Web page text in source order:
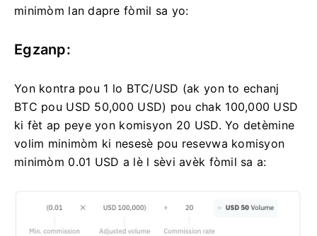
minimòm lan dapre fòmil sa yo:
Egzanp:
Yon kontra pou 1 lo BTC/USD (ak yon to echanj
BTC pou USD 50,000 USD) pou chak 100,000 USD
ki fèt ap peye yon komisyon 20 USD. Yo detèmine
volim minimòm ki nesesè pou resevwa komisyon
minimòm 0.01 USD a lè l sèvi avèk fòmil sa a: